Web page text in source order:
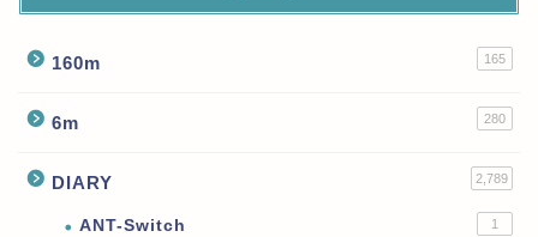
160m 165
6m 280
DIARY 2,789
ANT-Switch 1